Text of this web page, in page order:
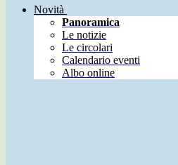
Novità
Panoramica
Le notizie
Le circolari
Calendario eventi
Albo online